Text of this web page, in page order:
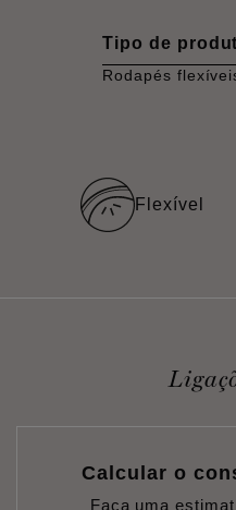
Tipo de
Rodapés
Flexível
Calcular o
Faça uma